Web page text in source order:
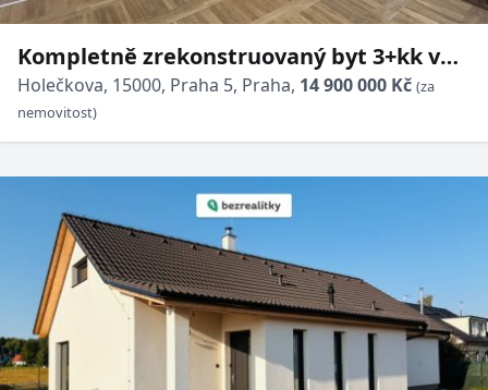
Kompletně zrekonstruovaný byt 3+kk v
Praze 5 – Smíchov
Holečkova, 15000, Praha 5, Praha, 14 900 000 Kč (za
nemovitost)